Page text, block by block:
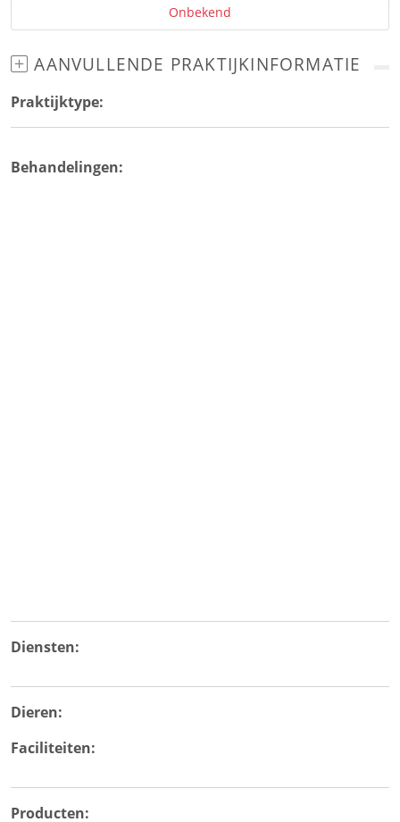
Onbekend
AANVULLENDE PRAKTIJKINFORMATIE
Praktijktype:
Behandelingen:
Diensten:
Dieren:
Faciliteiten:
Producten: